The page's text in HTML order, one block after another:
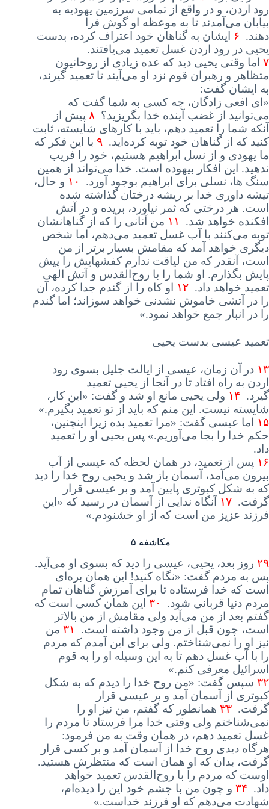
رود اردن، و در واقع از تمامی سرزمین یهودیه به
بیابان می‌آمدند تا به موعظه او گوش فرا
دهند. ۶ ایشان به گناهان خود اعتراف کرده، بدست
یحیی در رود اردن غسل تعمید می‌یافتند.
۷ اما وقتی یحیی دید که عده زیادی از روحانیون
متظاهر و رهبران قوم نزد او می‌آیند تا تعمید گیرند،
به ایشان گفت:
« ای افعی زادگان، چه کسی به شما گفت که
می‌توانید از غضب آینده خدا بگریزید؟ ۸ پیش از
آنکه شما را تعمید دهم، باید با کارهای شایسته، ثابت
کنید که از گناهان خود توبه کرده‌اید. ۹ با این فکر که
ما یهودی و از نسل ابراهیم هستیم، خود را فریب
ندهید. این افکار بیهوده است. خدا می‌تواند از همین
سنگ ها، نسلی برای ابراهیم بوجود آورد. ۱۰ و حال،
تیشه داوری خدا بر ریشه درختان گذاشته شده
است. هر درختی که ثمر نیاورد، بریده و در آتش
افکنده خواهد شد. ۱۱ من آنانی را که از گناهانشان
توبه می‌کنند با آب غسل تعمید می‌دهم، اما شخص
دیگری خواهد آمد که مقامش بسیار برتر از من
است، آنقدر که من لیاقت ندارم کفشهایش را پیش
پایش بگذارم. او شما را با روح‌القدس و آتش الهی
تعمید خواهد داد. ۱۲ او کاه را از گندم جدا کرده، آن
را در آتشی خاموش نشدنی خواهد سوزاند؛ اما گندم
را در انبار جمع خواهد نمود.»
تعمید عیسی بدست یحیی
۱۳ در
آن زمان، عیسی از ایالت جلیل بسوی رود
اردن به راه افتاد تا در آنجا از یحیی تعمید
گیرد. ۱۴ ولی یحیی مانع او شد و گفت: « این کار،
شایسته نیست. این منم که باید از تو تعمید بگیرم.»
۱۵ اما عیسی گفت: «مرا
تعمید بده زیرا اینچنین،
حکم خدا را بجا می‌آوریم.» پس یحیی او را تعمید
داد.
۱۶ پس از تعمید، در همان لحظه که عیسی از آب
بیرون می‌آمد، آسمان باز شد و یحیی روح خدا را دید
که به شکل کبوتری پایین آمد و بر عیسی قرار
گرفت. ۱۷ آنگاه ندایی از آسمان در رسید که « این
فرزند عزیز من است که از او خشنودم.»
مکاشفه ۵
۲۹ روز بعد، یحیی، عیسی را دید که بسوی او می‌آید.
پس به مردم گفت: «نگاه کنید! این همان بره‌ای
است که خدا فرستاده تا برای آمرزش گناهان تمام
مردم دنیا قربانی شود. ۳۰ این همان کسی است که
گفتم بعد از من می‌آید ولی مقامش از من بالاتر
است، چون قبل از من وجود داشته است. ۳۱ من
نیز او را نمی‌شناختم. ولی برای این آمدم که مردم
را با آب غسل دهم تا به این وسیله او را به قوم
اسرائیل معرفی کنم.»
۳۲ سپس گفت: «من روح خدا را دیدم که به شکل
کبوتری از آسمان آمد و بر عیسی قرار
گرفت. ۳۳ همانطور که گفتم، من نیز او را
نمی‌شناختم ولی وقتی خدا مرا فرستاد تا مردم را
غسل تعمید دهم، در همان وقت به من فرمود:
هرگاه دیدی روح خدا از آسمان آمد و بر کسی قرار
گرفت، بدان که او همان است که منتظرش هستید.
اوست که مردم را با روح‌القدس تعمید خواهد
داد. ۳۴ و چون من با چشم خود این را دیده‌ام،
شهادت می‌دهم که او فرزند خداست.»